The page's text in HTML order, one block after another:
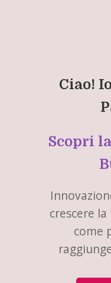
Ciao!
Scopri
crescere
come